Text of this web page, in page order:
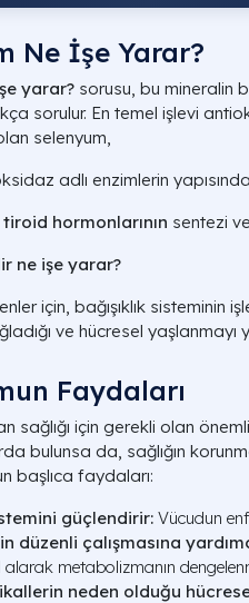
Ne İşe Yarar?
yarar? sorusu, bu mineralin
sorulur. En temel işlevi
selenyum,
adlı enzimlerin
tiroid hormonlarının sentezi
ne işe yarar?
için, bağışıklık sisteminin
ve hücresel yaşlanmayı
Faydaları
sağlığı için gerekli olan
bulunsa da, sağlığın
başlıca faydaları:
güçlendirir: Vücudun
düzenli çalışmasına
metabolizmanın
neden olduğu